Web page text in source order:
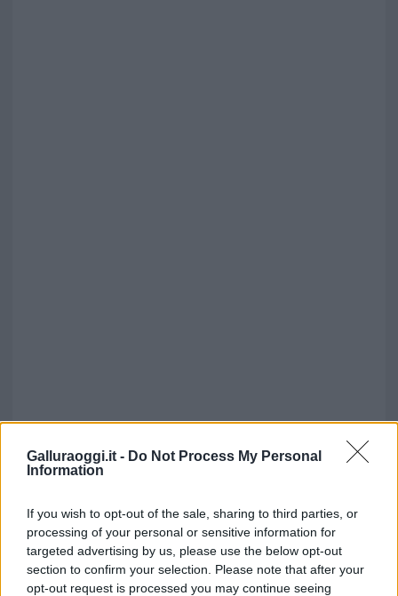
Galluraoggi.it - Do Not Process My Personal
Information
If you wish to opt-out of the sale, sharing to third parties, or
processing of your personal or sensitive information for
targeted advertising by us, please use the below opt-out
section to confirm your selection. Please note that after your
opt-out request is processed you may continue seeing